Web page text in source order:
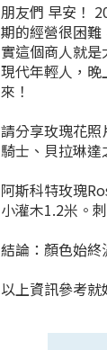
朋友們 早安！
期的經營很困
實這個商人就
現代年輕人，
來！
請分享玫瑰花
騎士、貝拉琳達
阿斯科特玫瑰
小灌木1.2米。
結論：顏色始
以上資訊參考就